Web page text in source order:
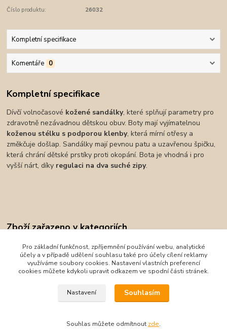
Číslo produktu: 26032
Kompletní specifikace
Komentáře 0
Kompletní specifikace
Dívčí volnočasové kožené sandálky, které splňují parametry pro
zdravotně nezávadnou dětskou obuv. Boty mají vyjímatelnou
koženou stélku s podporou klenby, která mírní otřesy a
změkčuje došlap. Sandálky mají pevnou patu a uzavřenou špičku,
která chrání dětské prstíky proti okopání. Bota je vhodná i pro
vyšší nárt, díky regulaci na dva suché zipy.
Zboží zařazeno v kategoriích
Obuv
Sandály
Pro základní funkčnost, zpříjemnění používání webu, analytické
účely a v případě udělení souhlasu také pro účely cílení reklamy
využíváme soubory cookies. Nastavení vlastních preferencí
cookies můžete kdykoli upravit odkazem ve spodní části stránek.
Nastavení Souhlasím
Souhlas můžete odmítnout zde.